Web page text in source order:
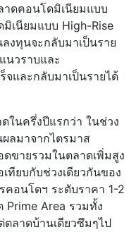
ดคอนโดมิเนียมแบบ
เนียมแบบ High-Rise
งทุนจะกลับมาเป็นราย
นวราบและ
จและกลับมาเป็นรายได้
ในครึ่งปีแรกว่า ในช่วง
ลมาจากไตรมาส
ขายรวมในตลาดเพิ่มสูง
ทียบกับช่วงเดียวกันของ
อนโดฯ ระดับราคา 1-2
Prime Area รวมทั้ง
ลาดบ้านเดียวซึมๆไป